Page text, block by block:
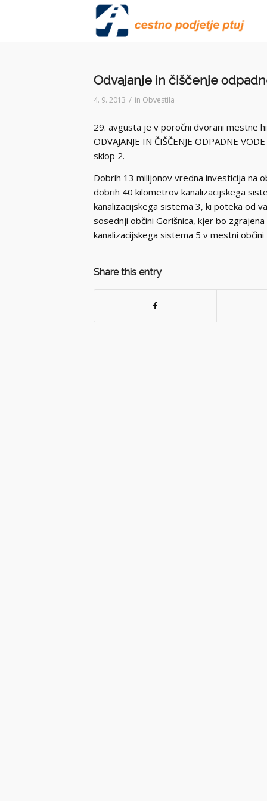
Odvajanje in čiščenje
4. 9. 2013 / in Obvestila
29. avgusta je v poročni dvorani mestne
ODVAJANJE IN ČIŠČENJE ODPADNE
sklop 2.
Dobrih 13 milijonov vredna investicija na
dobrih 40 kilometrov kanalizacijskega
kanalizacijskega sistema 3, ki poteka od
sosednji občini Gorišnica, kjer bo
kanalizacijskega sistema 5 v mestni
Share this entry